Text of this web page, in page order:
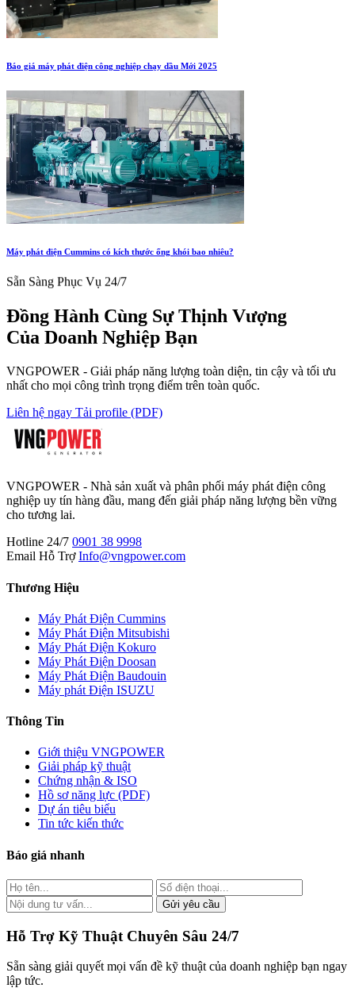
Báo giá máy phát điện công nghiệp chạy dầu Mới 2025
Máy phát điện Cummins có kích thước ống khói bao nhiêu?
Sẵn Sàng Phục Vụ 24/7
Đồng Hành Cùng Sự Thịnh Vượng
Của Doanh Nghiệp Bạn
VNGPOWER - Giải pháp năng lượng toàn diện, tin cậy và tối ưu
nhất cho mọi công trình trọng điểm trên toàn quốc.
Liên hệ ngay Tải profile (PDF)
VNGPOWER - Nhà sản xuất và phân phối máy phát điện công
nghiệp uy tín hàng đầu, mang đến giải pháp năng lượng bền vững
cho tương lai.
Hotline 24/7 0901 38 9998
Email Hỗ Trợ Info@vngpower.com
Thương Hiệu
Máy Phát Điện Cummins
Máy Phát Điện Mitsubishi
Máy Phát Điện Kokuro
Máy Phát Điện Doosan
Máy Phát Điện Baudouin
Máy phát Điện ISUZU
Thông Tin
Giới thiệu VNGPOWER
Giải pháp kỹ thuật
Chứng nhận & ISO
Hồ sơ năng lực (PDF)
Dự án tiêu biểu
Tin tức kiến thức
Báo giá nhanh
Gửi yêu cầu
Hỗ Trợ Kỹ Thuật Chuyên Sâu 24/7
Sẵn sàng giải quyết mọi vấn đề kỹ thuật của doanh nghiệp bạn ngay
lập tức.